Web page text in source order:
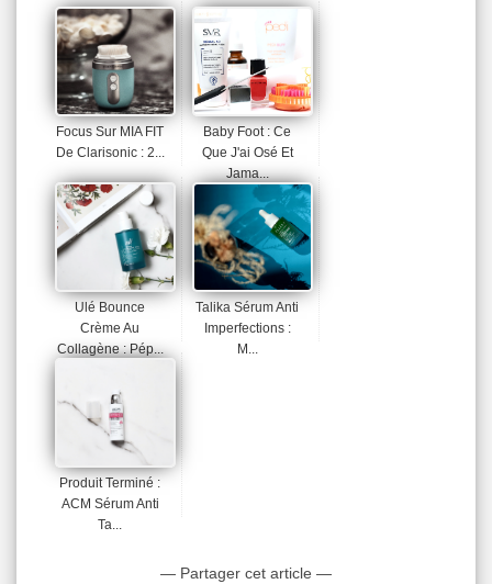
Focus Sur MIA FIT
De Clarisonic : 2...
Baby Foot : Ce
Que J'ai Osé Et
Jama...
Ulé Bounce
Crème Au
Collagène : Pép...
Talika Sérum Anti
Imperfections :
M...
Produit Terminé :
ACM Sérum Anti
Ta...
— Partager cet article —